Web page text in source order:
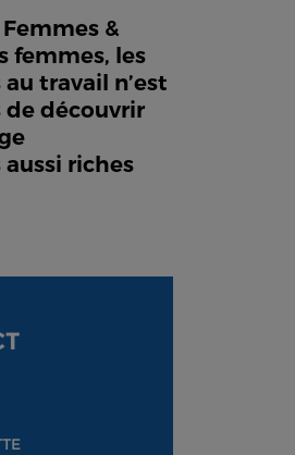
&
femmes, les
travail n’est
de découvrir
riches